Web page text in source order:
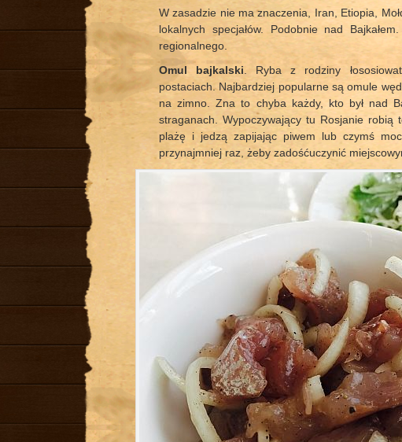
W zasadzie nie ma znaczenia, Iran, Etiopia,
lokalnych specjałów. Podobnie nad
regionalnego.
Omul bajkalski . Ryba z rodziny
postaciach. Najbardziej popularne są omule
na zimno. Zna to chyba każdy, kto był nad
straganach. Wypoczywający tu Rosjanie
plażę i jedzą zapijając piwem lub czymś
przynajmniej raz, żeby zadośćuczynić